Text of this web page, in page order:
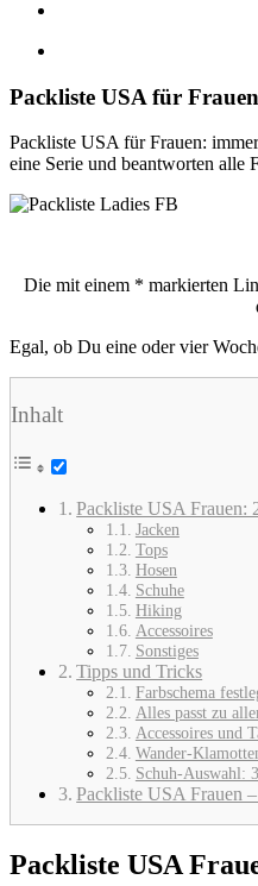
Bild
Packliste USA für Frauen
Packliste USA für Frauen:
eine Serie und beantworten alle
Die mit einem * markierten
Egal, ob Du eine oder vier
Inhalt
Packliste USA Frauen:
Jacken
Tops
Hosen
Schuhe
Hiking
Accessoires
Sonstiges
Tipps und Tricks
Farbschema
Alles passt zu
Accessoires und
Wander-
Schuh-Auswahl:
Packliste USA Frauen
Packliste USA